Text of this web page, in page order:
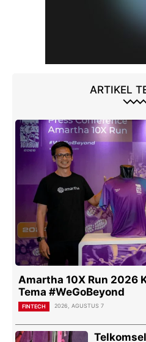
ARTIKEL
Amartha 10X Run 2026
Tema #WeGoBeyond
FINTECH 2026, AGUSTUS 7